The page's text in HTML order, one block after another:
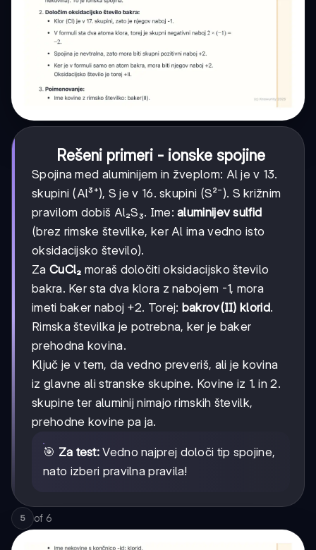
Rešeni primeri - ionske spojine
Spojina med aluminijem in žveplom: Al je v 13.
skupini (Al³⁺), S je v 16. skupini (S²⁻). S križnim
pravilom dobiš Al₂S₃. Ime:aluminijev sulfid
(brez rimske številke, ker Al ima vedno isto
oksidacijsko število).
Za CuCl₂ moraš določiti oksidacijsko število
bakra. Ker sta dva klora z nabojem -1, mora
imeti baker naboj +2. Torej: bakrov(II) klorid.
Rimska številka je potrebna, ker je baker
prehodna kovina.
Ključ je v tem, da vedno preveriš, ali je kovina
iz glavne ali stranske skupine. Kovine iz 1. in 2.
skupine ter aluminij nimajo rimskih številk,
prehodne kovine pa ja.
🎯 Za test: Vedno najprej določi tip spojine,
nato izberi pravilna pravila!
5 of 6